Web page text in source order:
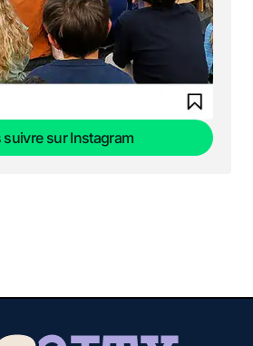
suivre sur Instagram